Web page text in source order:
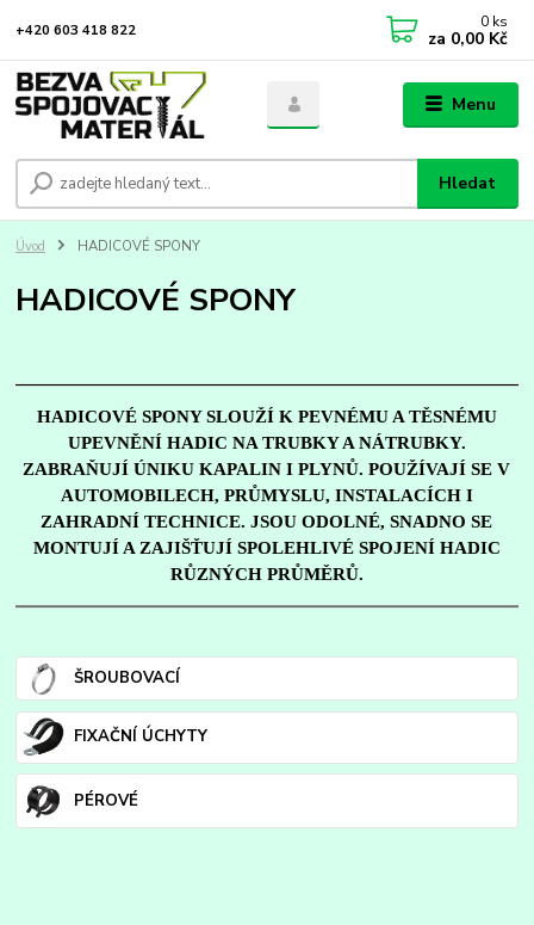
Menu
Hledat
+420 603 418 822 0 ks
za 0,00 Kč
Úvod HADICOVÉ SPONY
HADICOVÉ SPONY
HADICOVÉ SPONY SLOUŽÍ K PEVNÉMU A TĚSNÉMU
UPEVNĚNÍ HADIC NA TRUBKY A NÁTRUBKY.
ZABRAŇUJÍ ÚNIKU KAPALIN I PLYNŮ. POUŽÍVAJÍ SE V
AUTOMOBILECH, PRŮMYSLU, INSTALACÍCH I
ZAHRADNÍ TECHNICE. JSOU ODOLNÉ, SNADNO SE
MONTUJÍ A ZAJIŠŤUJÍ SPOLEHLIVÉ SPOJENÍ HADIC
RŮZNÝCH PRŮMĚRŮ.
ŠROUBOVACÍ
FIXAČNÍ ÚCHYTY
PÉROVÉ